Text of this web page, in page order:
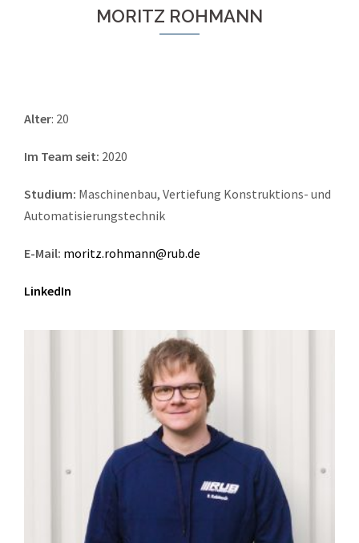
MORITZ ROHMANN
Alter: 20
Im Team seit: 2020
Studium: Maschinenbau, Vertiefung Konstruktions- und
Automatisierungstechnik
E-Mail: moritz.rohmann@rub.de
LinkedIn